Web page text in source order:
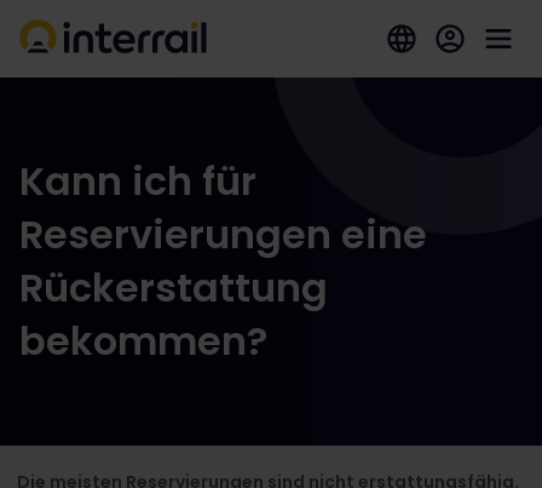
Kann ich für
Reservierungen eine
Rückerstattung
bekommen?
Die meisten Reservierungen sind nicht erstattungsfähig.